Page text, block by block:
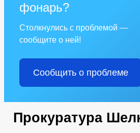
фонарь?
Столкнулись с проблемой —
сообщите о ней!
Сообщить о проблеме
Прокуратура